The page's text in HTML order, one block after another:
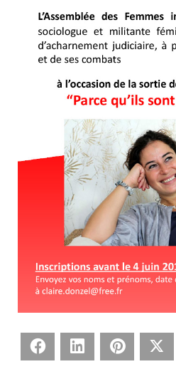
Face­bookLin­ke­dIn Pin­te­rest